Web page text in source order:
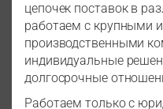
цепочек поставок в
работаем с крупными
производственными
индивидуальные
долгосрочные
Работаем только с